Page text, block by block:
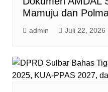
Mamuju dan
admin Juli 22, 2026